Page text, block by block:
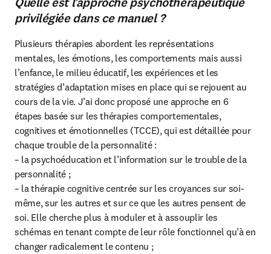
privilégiée dans ce manuel ?
Plusieurs thérapies abordent les représentations
mentales, les émotions, les comportements mais aussi
l’enfance, le milieu éducatif, les expériences et les
stratégies d’adaptation mises en place qui se rejouent au
cours de la vie. J’ai donc proposé une approche en 6
étapes basée sur les thérapies comportementales,
cognitives et émotionnelles (TCCE), qui est détaillée pour
chaque trouble de la personnalité :
– la psychoéducation et l’information sur le trouble de la
personnalité ;
– la thérapie cognitive centrée sur les croyances sur soi-
même, sur les autres et sur ce que les autres pensent de
soi. Elle cherche plus à moduler et à assouplir les
schémas en tenant compte de leur rôle fonctionnel qu’à en
changer radicalement le contenu ;